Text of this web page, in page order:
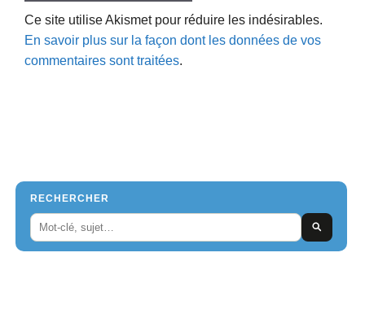
Ce site utilise Akismet pour réduire les indésirables.
En savoir plus sur la façon dont les données de vos
commentaires sont traitées.
RECHERCHER